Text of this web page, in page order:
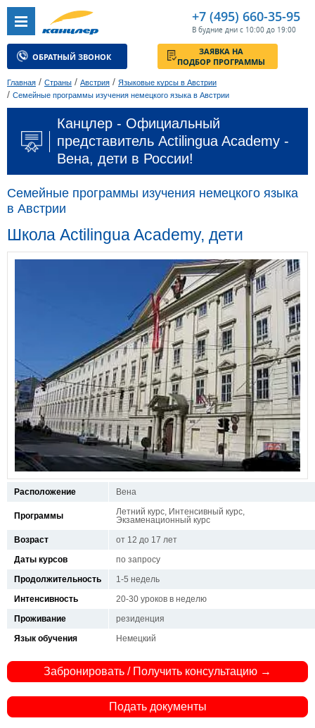
+7 (495) 660-35-95
В будние дни с 10:00 до 19:00
ОБРАТНЫЙ ЗВОНОК
ЗАЯВКА НА
ПОДБОР ПРОГРАММЫ
Главная / Страны / Австрия / Языковые курсы в Австрии
/ Семейные программы изучения немецкого языка в Австрии
Канцлер - Официальный
представитель Actilingua Academy -
Вена, дети в России!
Семейные программы изучения немецкого языка
в Австрии
Школа Actilingua Academy, дети
Расположение Вена
Программы
Летний курс, Интенсивный курс,
Экзаменационный курс
Возраст
от 12 до 17 лет
Даты курсов
по запросу
Продолжительность
1-5 недель
Интенсивность
20-30 уроков в неделю
Проживание
резиденция
Язык обучения
Немецкий
Забронировать / Получить консультацию →
Подать документы